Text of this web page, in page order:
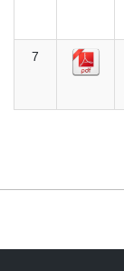
7